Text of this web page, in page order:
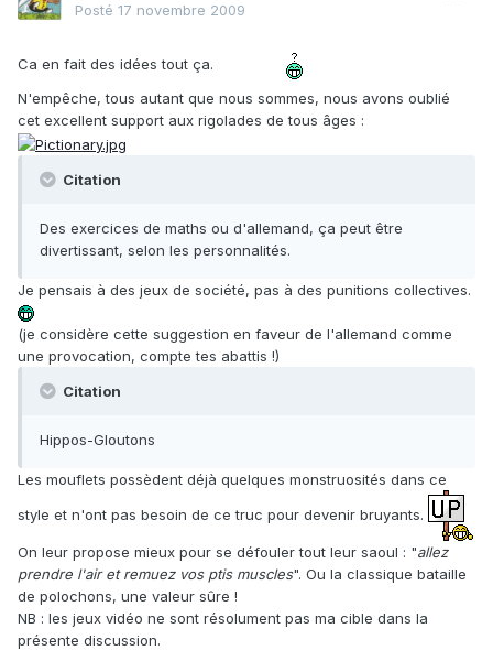
Posté 17 novembre 2009
Ca en fait des idées tout ça.
N'empêche, tous autant que nous sommes, nous avons oublié
cet excellent support aux rigolades de tous âges :
Citation
Des exercices de maths ou d'allemand, ça peut être
divertissant, selon les personnalités.
Je pensais à des jeux de société, pas à des punitions collectives.
(je considère cette suggestion en faveur de l'allemand comme
une provocation, compte tes abattis !)
Citation
Hippos-Gloutons
Les mouflets possèdent déjà quelques monstruosités dans ce
style et n'ont pas besoin de ce truc pour devenir bruyants.
On leur propose mieux pour se défouler tout leur saoul : "allez
prendre l'air et remuez vos ptis muscles". Ou la classique bataille
de polochons, une valeur sûre !
NB : les jeux vidéo ne sont résolument pas ma cible dans la
présente discussion.